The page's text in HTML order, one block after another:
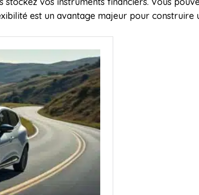
est un avantage majeur pour construire